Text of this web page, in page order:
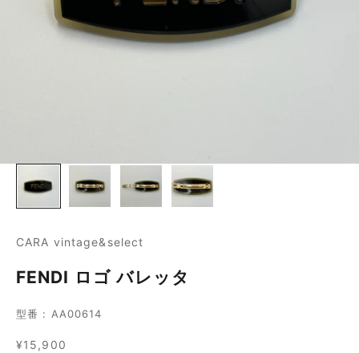
CARA vintage&select
FENDI ロゴ バレッタ
型番 : AA00614
セール価格
¥15,900